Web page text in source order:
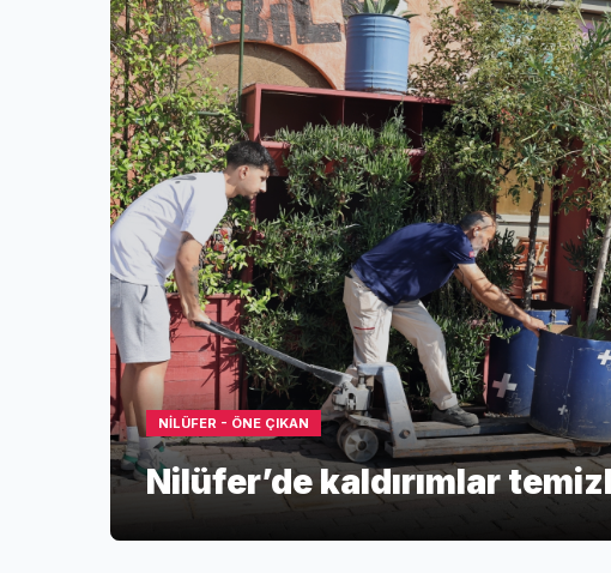
NİLÜFER - ÖNE ÇIKAN
Nilüfer’de kaldırımlar